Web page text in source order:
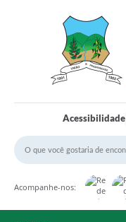
Acessibilidade
Acompanhe-nos: